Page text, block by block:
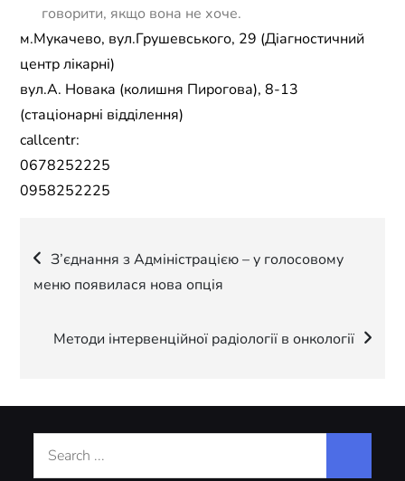
говорити, якщо вона не хоче.
м.Мукачево, вул.Грушевського, 29 (Діагностичний
центр лікарні)
вул.А. Новака (колишня Пирогова), 8-13
(стаціонарні відділення)
callcentr:
0678252225
0958252225
Навігація
записів
З’єднання з Адміністрацією – у голосовому
меню появилася нова опція
Методи інтервенційної радіології в онкології
Search